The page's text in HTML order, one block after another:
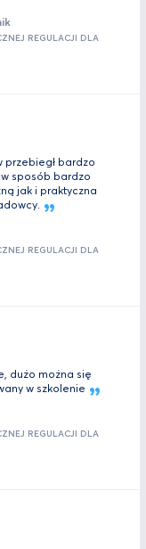
REGULACJI DLA
przebiegł bardzo
sposób bardzo
jak i praktyczna
REGULACJI DLA
dużo można się
w szkolenie
REGULACJI DLA